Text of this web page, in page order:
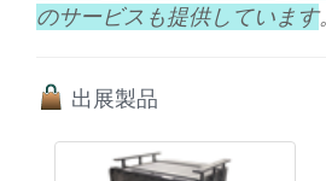
のサービスも提供しています。
出展製品